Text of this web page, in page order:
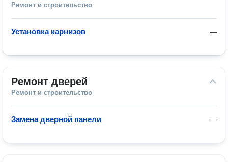
Ремонт и строительство
—
Установка карнизов
Ремонт дверей
Ремонт и строительство
—
Замена дверной панели